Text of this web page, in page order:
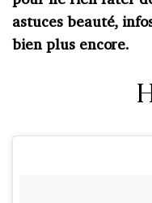
astuces beauté,
bien plus encore.